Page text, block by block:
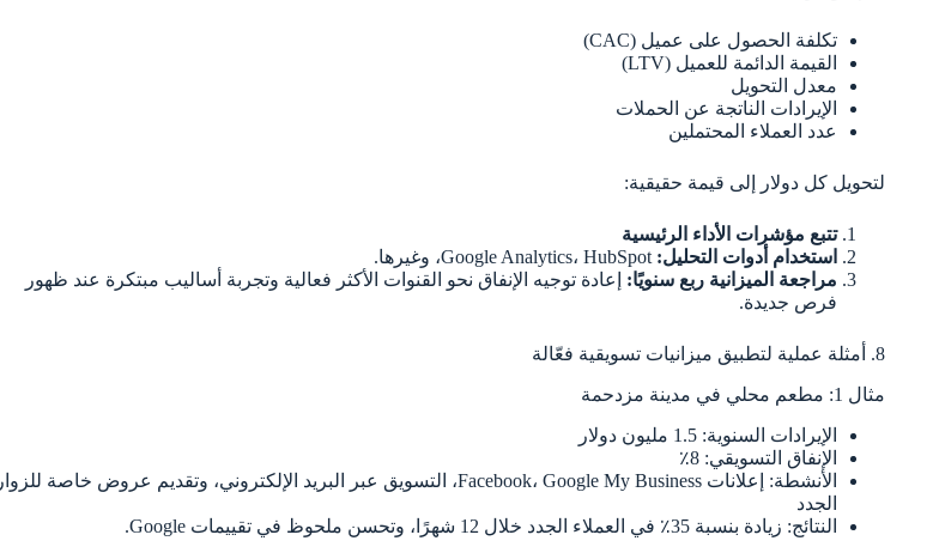
تكلفة الحصول على عميل (CAC)
القيمة الدائمة للعميل (LTV)
معدل التحويل
الإيرادات الناتجة عن الحملات
عدد العملاء المحتملين
لتحويل كل دولار إلى قيمة حقيقية:
تتبع مؤشرات الأداء الرئيسية
استخدام أدوات التحليل:
مراجعة الميزانية ربع سنويًا: إعادة توجيه الإنفاق نحو القنوات الأكثر فعالية وتجربة أساليب مبتكرة عند ظهور
فرص جديدة.
8. أمثلة عملية لتطبيق ميزانيات تسويقية فعّالة
مثال 1: مطعم محلي في مدينة مزدحمة
الإيرادات السنوية: 1.5 مليون دولار
الإنفاق التسويقي: 8٪
الأنشطة: إعلانات Facebook، Google My Business، التسويق عبر البريد الإلكتروني، وتقديم عروض خاصة للزوار
الجدد
النتائج: زيادة بنسبة 35٪ في العملاء الجدد خلال 12 شهرًا، وتحسن ملحوظ في تقييمات Google.